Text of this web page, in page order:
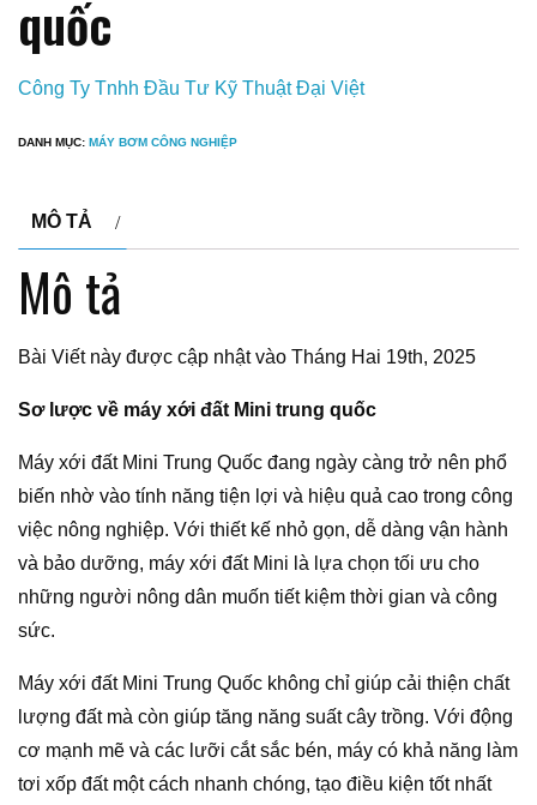
quốc
Công Ty Tnhh Đầu Tư Kỹ Thuật Đại Việt
DANH MỤC: MÁY BƠM CÔNG NGHIỆP
MÔ TẢ
Mô tả
Bài Viết này được cập nhật vào Tháng Hai 19th, 2025
Sơ lược về máy xới đất Mini trung quốc
Máy xới đất Mini Trung Quốc đang ngày càng trở nên phổ
biến nhờ vào tính năng tiện lợi và hiệu quả cao trong công
việc nông nghiệp. Với thiết kế nhỏ gọn, dễ dàng vận hành
và bảo dưỡng, máy xới đất Mini là lựa chọn tối ưu cho
những người nông dân muốn tiết kiệm thời gian và công
sức.
Máy xới đất Mini Trung Quốc không chỉ giúp cải thiện chất
lượng đất mà còn giúp tăng năng suất cây trồng. Với động
cơ mạnh mẽ và các lưỡi cắt sắc bén, máy có khả năng làm
tơi xốp đất một cách nhanh chóng, tạo điều kiện tốt nhất